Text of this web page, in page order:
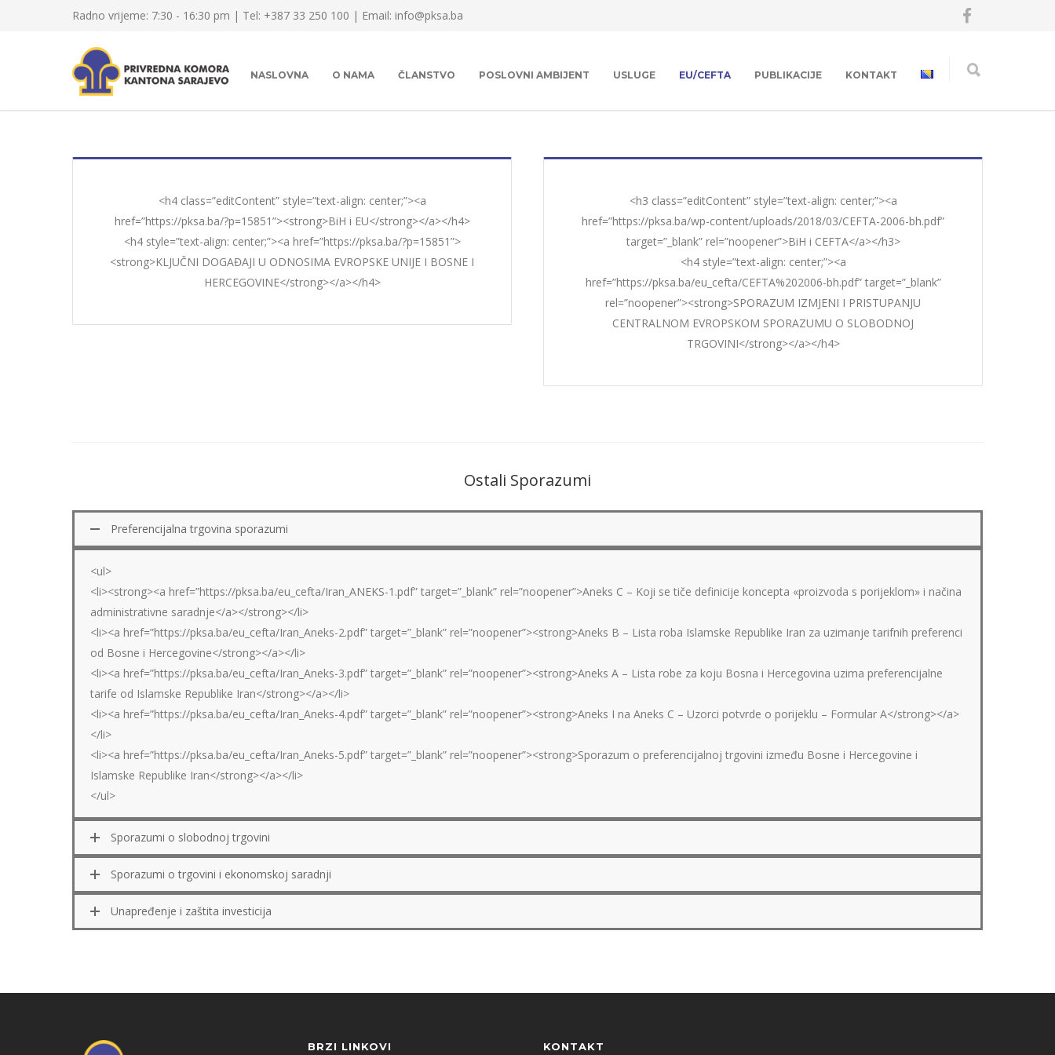
Radno vrijeme: 7:30 - 16:30 pm | Tel: +387 33 250 100 | Email: info@pksa.ba
NASLOVNA O NAMA ČLANSTVO POSLOVNI AMBIJENT USLUGE EU/CEFTA PUBLIKACIJE KONTAKT
<h4 class=”editContent” style=”text-align: center;”><a
href=”https://pksa.ba/?p=15851”><strong>BiH i EU</strong></a></h4>
<h4 style=”text-align: center;”><a href=”https://pksa.ba/?p=15851”>
<strong>KLJUČNI DOGAĐAJI U ODNOSIMA EVROPSKE UNIJE I BOSNE I
HERCEGOVINE</strong></a></h4>
<h3 class=”editContent” style=”text-align: center;”><a
href=”https://pksa.ba/wp-content/uploads/2018/03/CEFTA-2006-bh.pdf”
target=”_blank” rel=”noopener”>BiH i CEFTA</a></h3>
<h4 style=”text-align: center;”><a
href=”https://pksa.ba/eu_cefta/CEFTA%202006-bh.pdf” target=”_blank”
rel=”noopener”><strong>SPORAZUM IZMJENI I PRISTUPANJU
CENTRALNOM EVROPSKOM SPORAZUMU O SLOBODNOJ
TRGOVINI</strong></a></h4>
Ostali Sporazumi
Preferencijalna trgovina sporazumi
<ul>
<li><strong><a href=”https://pksa.ba/eu_cefta/Iran_ANEKS-1.pdf” target=”_blank” rel=”noopener”>Aneks C – Koji se tiče definicije koncepta «proizvoda s porijeklom» i načina
administrativne saradnje</a></strong></li>
<li><a href=”https://pksa.ba/eu_cefta/Iran_Aneks-2.pdf” target=”_blank” rel=”noopener”><strong>Aneks B – Lista roba Islamske Republike Iran za uzimanje tarifnih preferenci
od Bosne i Hercegovine</strong></a></li>
<li><a href=”https://pksa.ba/eu_cefta/Iran_Aneks-3.pdf” target=”_blank” rel=”noopener”><strong>Aneks A – Lista robe za koju Bosna i Hercegovina uzima preferencijalne
tarife od Islamske Republike Iran</strong></a></li>
<li><a href=”https://pksa.ba/eu_cefta/Iran_Aneks-4.pdf” target=”_blank” rel=”noopener”><strong>Aneks I na Aneks C – Uzorci potvrde o porijeklu – Formular A</strong></a>
</li>
<li><a href=”https://pksa.ba/eu_cefta/Iran_Aneks-5.pdf” target=”_blank” rel=”noopener”><strong>Sporazum o preferencijalnoj trgovini između Bosne i Hercegovine i
Islamske Republike Iran</strong></a></li>
</ul>
Sporazumi o slobodnoj trgovini
Sporazumi o trgovini i ekonomskoj saradnji
Unapređenje i zaštita investicija
BRZI LINKOVI KONTAKT